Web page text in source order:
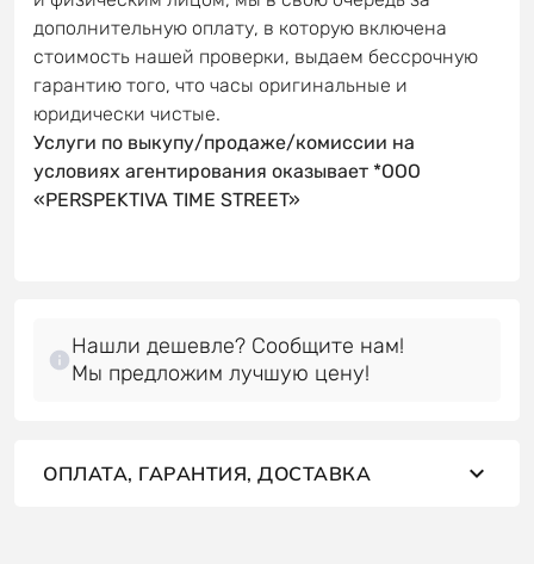
дополнительную оплату, в которую включена
стоимость нашей проверки, выдаем бессрочную
гарантию того, что часы оригинальные и
юридически чистые.
Услуги по выкупу/продаже/комиссии на
условиях агентирования оказывает *OOO
«PERSPEKTIVA TIME STREET»
Нашли дешевле? Сообщите нам!
Мы предложим лучшую цену!
ОПЛАТА, ГАРАНТИЯ, ДОСТАВКА